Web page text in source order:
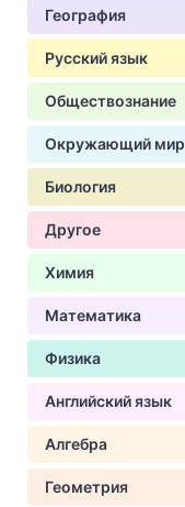
География
Русский язык
Обществознание
Окружающий мир
Биология
Другое
Химия
Математика
Физика
Английский язык
Алгебра
Геометрия